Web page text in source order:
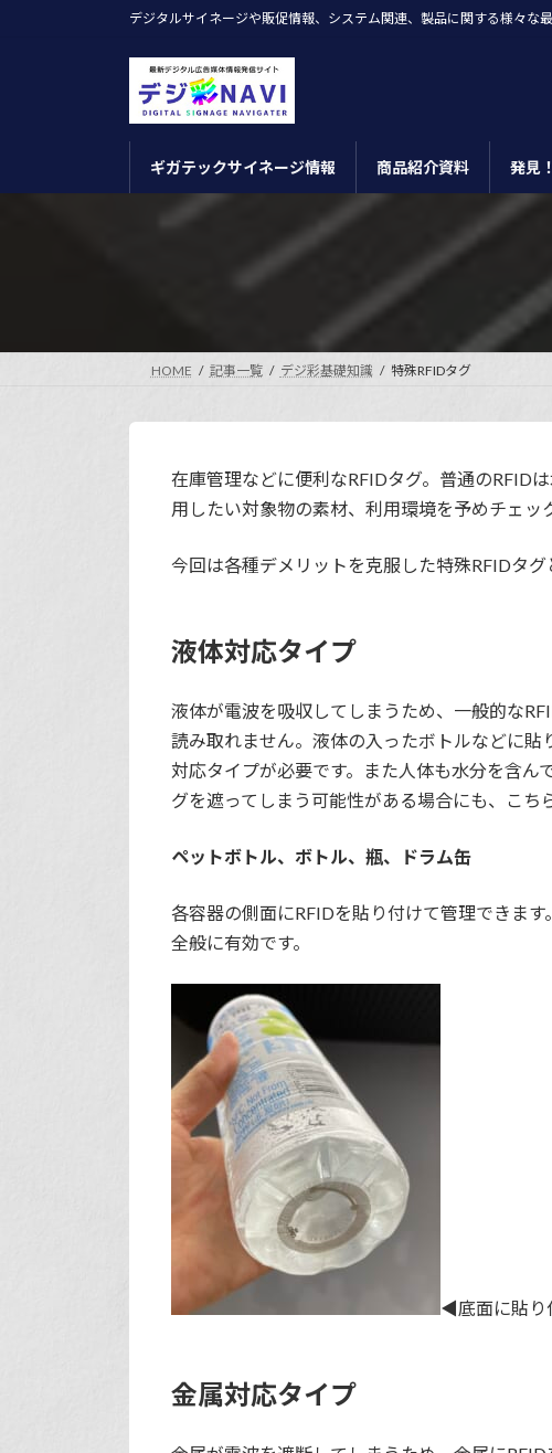
キ
に
デジタルサイネージや販促情報、システム関連、製品に関する様々な
ギガテックサイネージ情報 商品紹介資料 発見
HOME 記事一覧 デジ彩基礎知識 特殊RFIDタグ
在庫管理などに便利なRFIDタグ。普通のRFID
用したい対象物の素材、利用環境を予めチェッ
今回は各種デメリットを克服した特殊RFIDタグ
液体対応タイプ
液体が電波を吸収してしまうため、一般的な
読み取れません。液体の入ったボトルなどに
対応タイプが必要です。また人体も水分を含ん
グを遮ってしまう可能性がある場合にも、こち
ペットボトル、ボトル、瓶、ドラム缶
各容器の側面にRFIDを貼り付けて管理できま
全般に有効です。
◀︎底面に貼り
金属対応タイプ